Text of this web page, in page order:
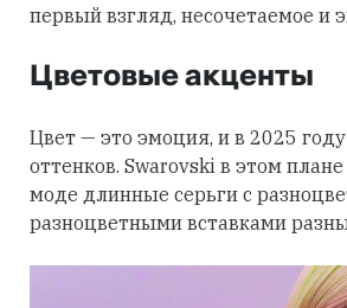
первый взгляд, несочетаемое и
Цветовые акценты
Цвет — это эмоция, и в 2025
оттенков. Swarovski в этом
моде длинные серьги с
разноцветными вставками